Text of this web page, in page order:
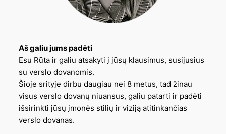
Aš galiu jums padėti
Esu Rūta ir galiu atsakyti į jūsų klausimus, susijusius
su verslo dovanomis.
Šioje srityje dirbu daugiau nei 8 metus, tad žinau
visus verslo dovanų niuansus, galiu patarti ir padėti
išsirinkti jūsų įmonės stilių ir viziją atitinkančias
verslo dovanas.